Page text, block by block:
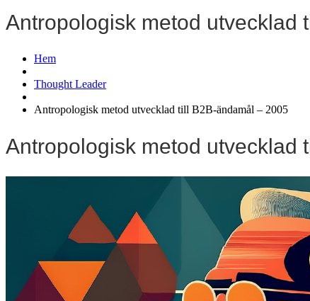
Antropologisk metod utvecklad
Hem
Thought Leader
Antropologisk metod utvecklad till B2B-ändamål – 2005
Antropologisk metod utvecklad